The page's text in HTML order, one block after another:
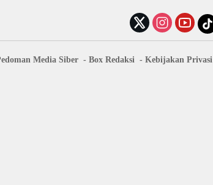
Media Siber Box Redaksi Kebijakan Privasi